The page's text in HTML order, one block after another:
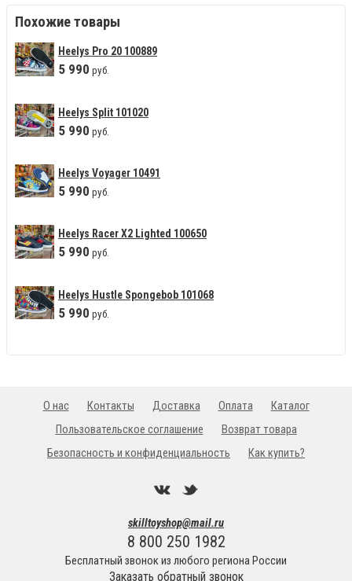
Похожие товары
Heelys Pro 20 100889
5 990 руб.
Heelys Split 101020
5 990 руб.
Heelys Voyager 10491
5 990 руб.
Heelys Racer X2 Lighted 100650
5 990 руб.
Heelys Hustle Spongebob 101068
5 990 руб.
skilltoyshop@mail.ru
8 800 250 1982
Бесплатный звонок из любого региона России
Заказать обратный звонок
О нас Контакты Доставка Оплата
Каталог
Пользовательское соглашение
Возврат товара
Безопасность и конфиденциальность
Как купить?